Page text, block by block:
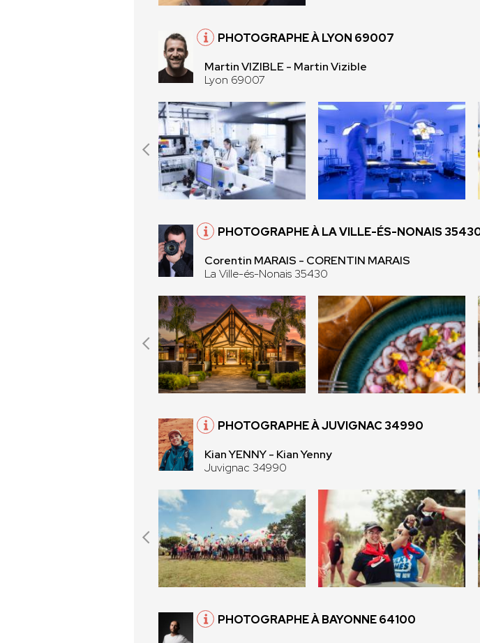
PHOTOGRAPHE À LYON 69007
Martin VIZIBLE - Martin Vizible
Lyon 69007
PHOTOGRAPHE À LA VILLE-ÉS-NONAIS
Corentin MARAIS - CORENTIN MARAIS
La Ville-és-Nonais 35430
PHOTOGRAPHE À JUVIGNAC 34990
Kian YENNY - Kian Yenny
Juvignac 34990
PHOTOGRAPHE À BAYONNE 64100